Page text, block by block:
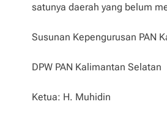
satunya daerah yang belum
Susunan Kepengurusan PAN
DPW PAN Kalimantan Selatan
Ketua: H. Muhidin